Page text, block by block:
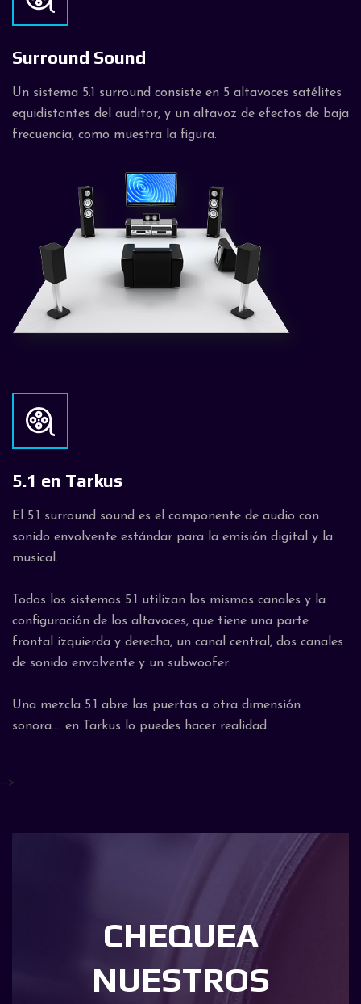
Surround Sound
Un sistema 5.1 surround consiste en 5 altavoces satélites
equidistantes del auditor, y un altavoz de efectos de baja
frecuencia, como muestra la figura.
5.1 en Tarkus
El 5.1 surround sound es el componente de audio con
sonido envolvente estándar para la emisión digital y la
musical.
Todos los sistemas 5.1 utilizan los mismos canales y la
configuración de los altavoces, que tiene una parte
frontal izquierda y derecha, un canal central, dos canales
de sonido envolvente y un subwoofer.
Una mezcla 5.1 abre las puertas a otra dimensión
sonora.... en Tarkus lo puedes hacer realidad.
-->
CHEQUEA
NUESTROS